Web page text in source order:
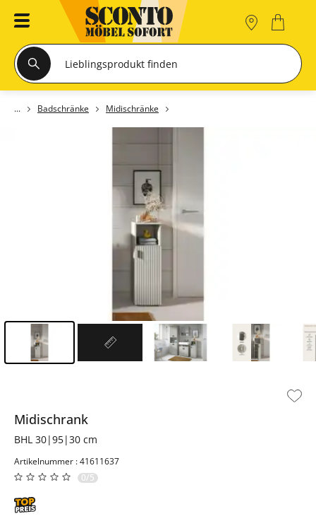
Badschränke Midischränke
Midischrank
BHL 30|95|30 cm
Artikelnummer : 41611637
0/5